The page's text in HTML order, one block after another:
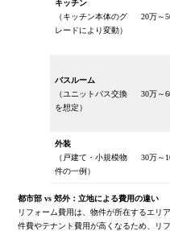
キッチン
（キッチン本体のグ
レードにより変動）
20万～
バスルーム
（ユニットバス交換
を想定）
30万～
外装
（戸建て・小規模物
件の一例）
30万～
都市部 vs 郊外：立地による費用の違い
リフォーム費用は、物件が所在するエリ
件費やテナント費用が高くなるため、リ